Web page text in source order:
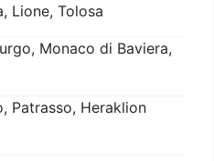
Lione, Tolosa
Monaco di Baviera,
Patrasso, Heraklion